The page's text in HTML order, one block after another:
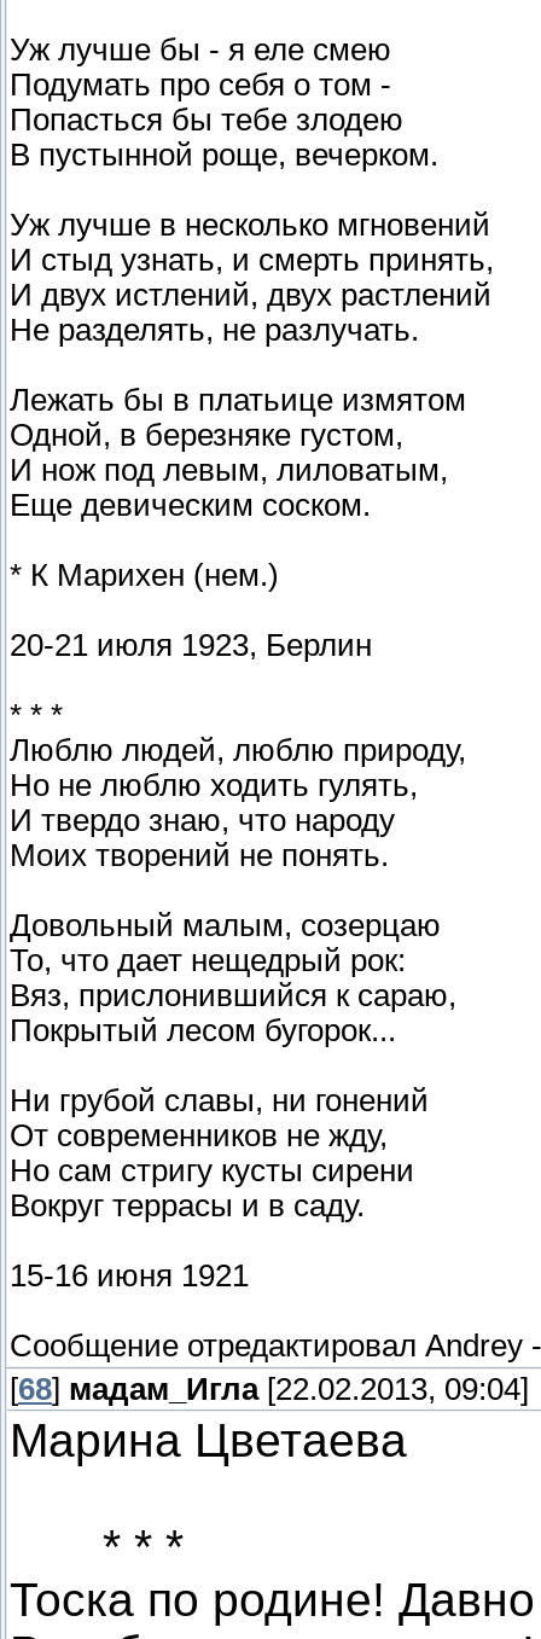
Уж лучше бы - я еле смею
Подумать про себя о том -
Попасться бы тебе злодею
В пустынной роще, вечерком.
Уж лучше в несколько мгновений
И стыд узнать, и смерть принять,
И двух истлений, двух растлений
Не разделять, не разлучать.
Лежать бы в платьице измятом
Одной, в березняке густом,
И нож под левым, лиловатым,
Еще девическим соском.
* К Марихен (нем.)
20-21 июля 1923, Берлин
* * *
Люблю людей, люблю природу,
Но не люблю ходить гулять,
И твердо знаю, что народу
Моих творений не понять.
Довольный малым, созерцаю
То, что дает нещедрый рок:
Вяз, прислонившийся к сараю,
Покрытый лесом бугорок...
Ни грубой славы, ни гонений
От современников не жду,
Но сам стригу кусты сирени
Вокруг террасы и в саду.
15-16 июня 1921
Сообщение отредактировал Andrey
[68] мадам_Игла[22.02.2013, 09:04]
Марина Цветаева
* * *
Тоска по родине! Давно